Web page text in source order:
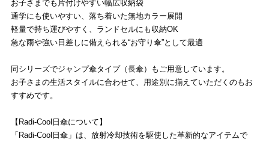
お子さまでも片付けやすい幅広収納袋
通学にも使いやすい、落ち着いた無地カラー展開
軽量で持ち運びやすく、ランドセルにも収納OK
急な雨や強い日差しに備えられる“お守り傘”として最適
同シリーズでジャンプ傘タイプ（長傘）もご用意しています。
お子さまの生活スタイルに合わせて、用途別に揃えていただくのもお
すすめです。
【Radi-Cool日傘について】
「Radi-Cool日傘」は、放射冷却技術を駆使した革新的なアイテムで